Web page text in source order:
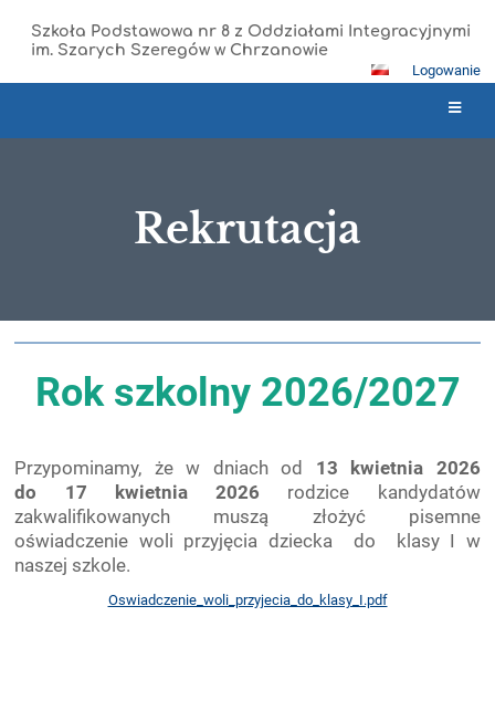
Szkoła Podstawowa nr 8 z Oddziałami Integracyjnymi
im. Szarych Szeregów w Chrzanowie
Logowanie
Rekrutacja
Rekrutacja
Rok szkolny 2026/2027
Przypominamy, że w dniach od 13 kwietnia 2026
do 17 kwietnia
2026 rodzice kandydatów
zakwalifikowanych muszą złożyć pisemne
oświadczenie woli przyjęcia dziecka do klasy I w
naszej szkole.
Oswiadczenie_woli_przyjecia_do_klasy_I.pdf